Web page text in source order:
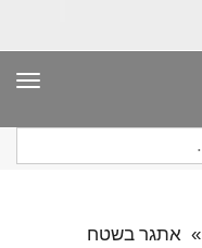
» אתגר בשטח